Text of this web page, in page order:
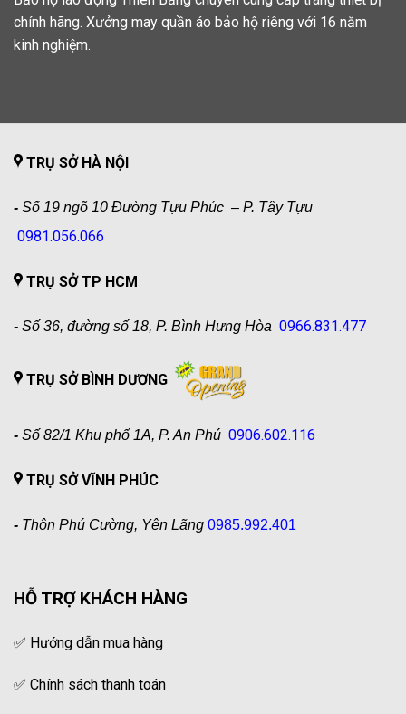
chính hãng. Xưởng may quần áo bảo hộ riêng với 16 năm
kinh nghiệm.
TRỤ SỞ HÀ NỘI
- Số 19 ngõ 10 Đường Tựu Phúc – P. Tây Tựu
0981.056.066
TRỤ SỞ TP HCM
- Số 36, đường số 18, P. Bình Hưng Hòa 0966.831.477
TRỤ SỞ BÌNH DƯƠNG
- Số 82/1 Khu phố 1A, P. An Phú 0906.602.116
TRỤ SỞ VĨNH PHÚC
- Thôn Phú Cường, Yên Lãng 0985.992.401
HỖ TRỢ KHÁCH HÀNG
✅ Hướng dẫn mua hàng
✅ Chính sách thanh toán